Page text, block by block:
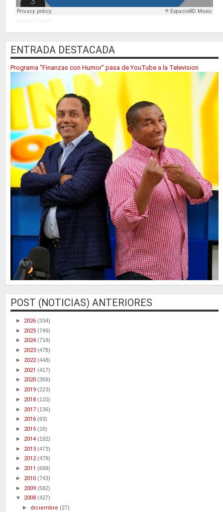
ENTRADA DESTACADA
Programa “Finanzas con Humor” pasa de YouTube a la Television
POST (NOTICIAS) ANTERIORES
► 2026 (334)
► 2025 (749)
► 2024 (718)
► 2023 (478)
► 2022(448)
► 2021 (417)
► 2020 (359)
► 2019 (223)
► 2018 (110)
► 2017 (136)
► 2016 (63)
► 2015 (16)
► 2014 (192)
► 2013 (473)
► 2012(479)
► 2011 (699)
► 2010 (743)
► 2009 (582)
▼ 2008 (427)
► diciembre(27)